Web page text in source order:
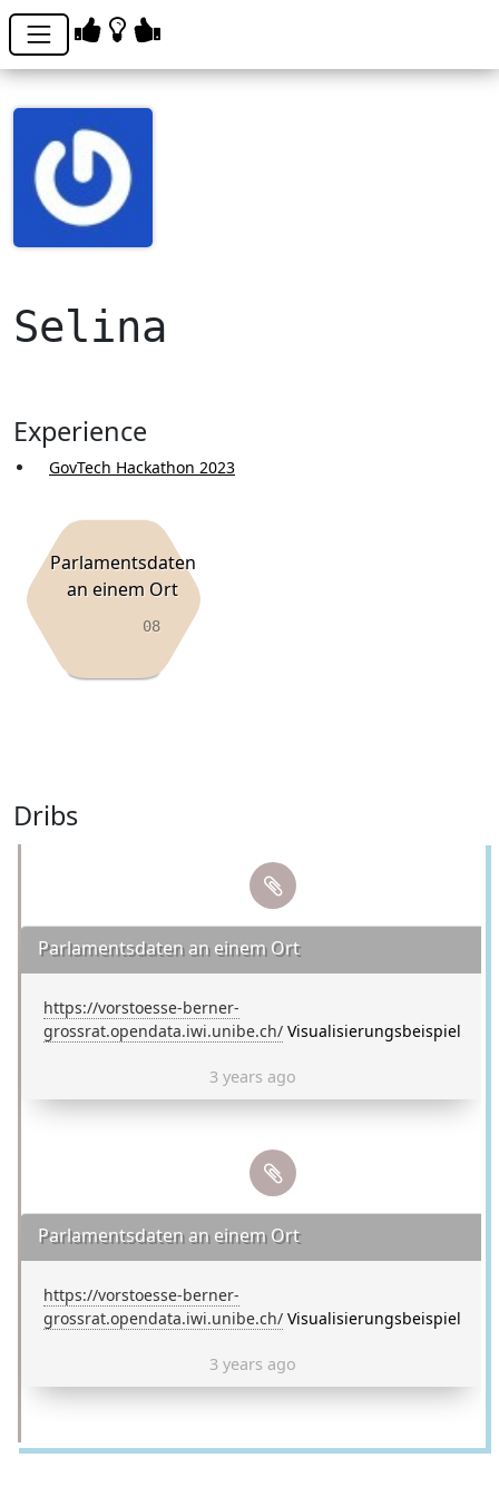
Selina
Experience
GovTech Hackathon 2023
Parlamentsdaten
an einem Ort
08
Dribs
Parlamentsdaten an einem Ort
https://vorstoesse-berner-
grossrat.opendata.iwi.unibe.ch/ Visualisierungsbeispiel
3 years ago
Parlamentsdaten an einem Ort
https://vorstoesse-berner-
grossrat.opendata.iwi.unibe.ch/ Visualisierungsbeispiel
3 years ago